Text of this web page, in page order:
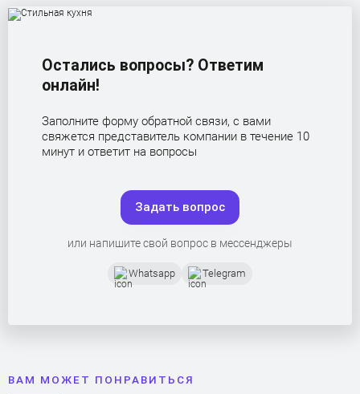
Остались вопросы? Ответим
онлайн!
Заполните форму обратной связи, с вами
свяжется представитель компании в течение 10
минут и ответит на вопросы
Задать вопрос
или напишите свой вопрос в мессенджеры
Whatsapp Telegram
ВАМ МОЖЕТ ПОНРАВИТЬСЯ